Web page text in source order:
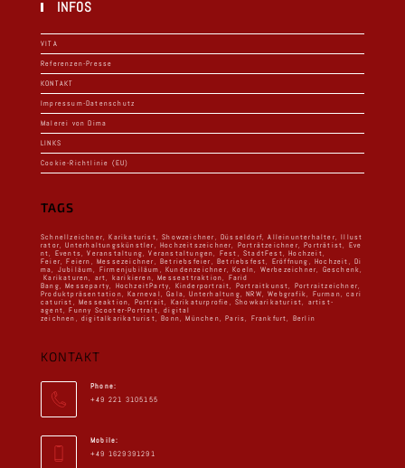
INFOS
VITA
Referenzen-Presse
KONTAKT
Impressum-Datenschutz
Malerei von Dima
LINKS
Cookie-Richtlinie (EU)
TAGS
Schnellzeichner,Karikaturist,Showzeichner ,Düsseldorf,Alleinunterhalter,Illust
rator,Unterhaltungskünstler ,Hochzeitszeichner, Porträtzeichner,Porträtist, Eve
nt, Events,Veranstaltung,Veranstaltungen, Fest ,StadtFest,Hochzeit,
Feier,Feiern ,Messezeichner ,Betriebsfeier ,Betriebsfest, Eröffnung ,Hochzeit ,Di
ma, Jubiläum, Firmenjubiläum ,Kundenzeichner,Koeln, Werbezeichner, Geschenk,
Karikaturen, art, karikieren,Messeattraktion, Farid
Bang,Messeparty, HochzeitParty, Kinderportrait, Portraitkunst, Portraitzeichner,
Produktpräsentation,Karneval,Gala,Unterhaltung,NRW,Webgrafik, Furman,cari
caturist ,Messeaktion, Portrait, Karikaturprofie ,Showkarikaturist, artist-
agent,Funny Scooter-Portrait,digital
zeichnen ,digitalkarikaturist,Bonn,München,Paris, Frankfurt, Berlin
KONTAKT
Phone:
+49 221 3105155
Mobile:
+49 1629391291